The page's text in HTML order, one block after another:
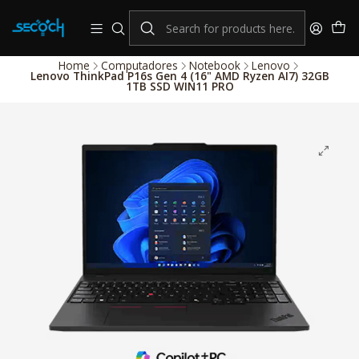
consulta por nuestros productos Hikvision
Sistema de alarmas y Control de Accesos
Home Computadores Notebook Lenovo
Lenovo ThinkPad P16s Gen 4 (16" AMD Ryzen AI7) 32GB
1TB SSD WIN11 PRO